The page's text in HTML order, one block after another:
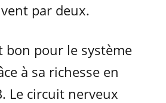
par deux.
bon pour le système
à sa richesse en
Le circuit nerveux